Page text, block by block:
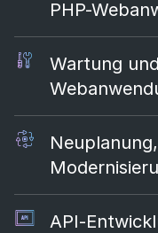
PHP-
Wartung
API-